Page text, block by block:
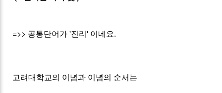
=>> 공통단어가 '진리' 이네요.
고려대학교의 이념과 이념의 순서는